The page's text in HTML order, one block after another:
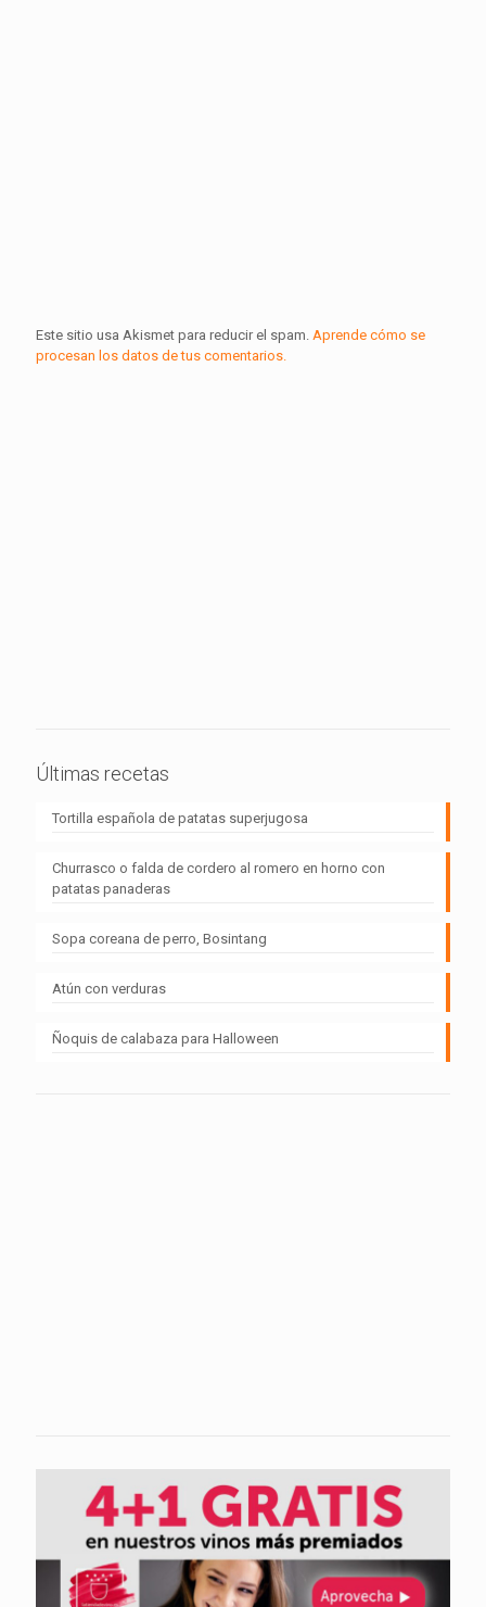
Este sitio usa Akismet para reducir el spam. Aprende cómo se
procesan los datos de tus comentarios.
Últimas recetas
Tortilla española de patatas superjugosa
Churrasco o falda de cordero al romero en horno con
patatas panaderas
Sopa coreana de perro, Bosintang
Atún con verduras
Ñoquis de calabaza para Halloween